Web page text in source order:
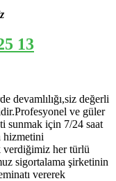
13
devamlılığı,siz değerli
ve güler
sunmak için 7/24 saat
hizmetini
verdiğimiz her türlü
sigortalama şirketinin
vererek